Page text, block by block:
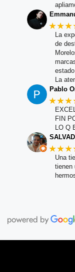
La
de
La
Pablo
FIN
LO Q
Una
tienen